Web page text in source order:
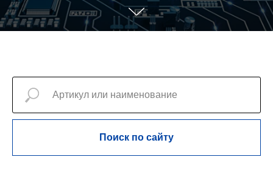
Поиск по сайту